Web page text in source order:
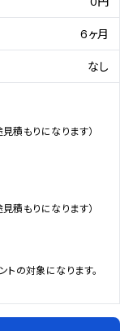
6ヶ月
なし
積もりになります）
積もりになります）
の対象になります。